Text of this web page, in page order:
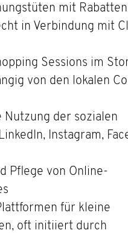
mit
in Verbindung mit
Sessions im
von den lokalen
Nutzung der sozialen
Instagram,
Pflege von Online-
für kleine
oft initiiert durch